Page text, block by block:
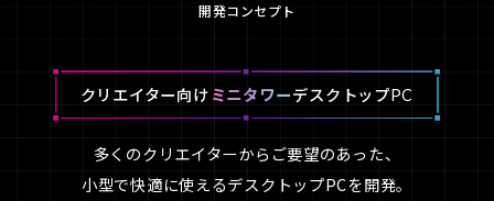
開発コンセプト
クリエイター向け ミニタワーデスクトップPC
多くのクリエイターからご要望のあった、
小型で快適に使えるデスクトップPCを開発。